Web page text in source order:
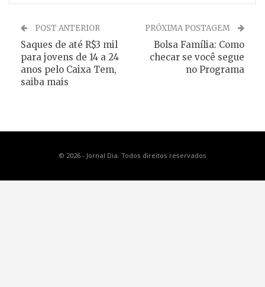
POST ANTERIOR
Saques de até R$3 mil
para jovens de 14 a 24
anos pelo Caixa Tem,
saiba mais
PRÓXIMA POSTAGEM
Bolsa Família: Como
checar se você segue
no Programa
© 2026 - Jornal Dia. Todos direitos reservados